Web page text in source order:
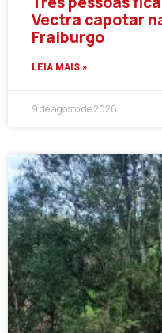
Vectra capotar
Fraiburgo
LEIA MAIS »
9 de agosto de 2026